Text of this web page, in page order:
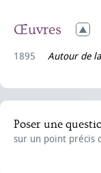
Œuvres
1895 Autour de
Poser une
sur un point précis